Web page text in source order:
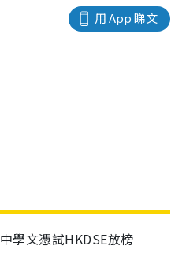
用 App 睇文
學文憑試HKDSE放榜